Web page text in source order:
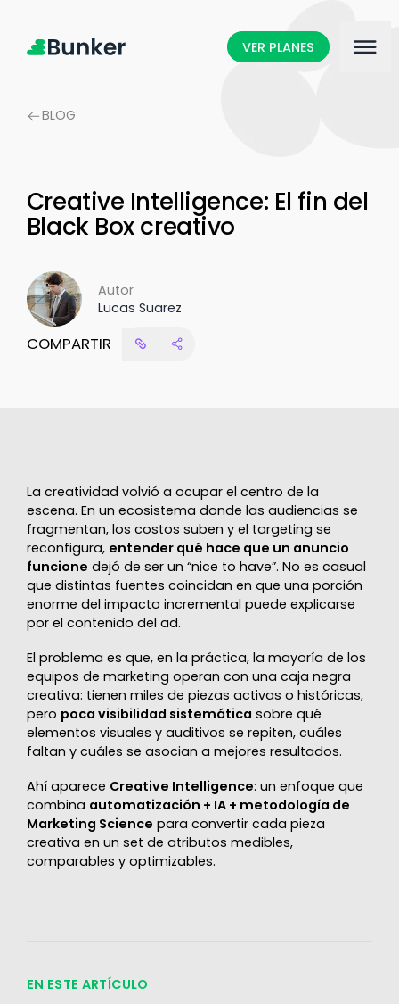
VER PLANES
BLOG
Creative Intelligence: El fin del
Black Box creativo
Autor
Lucas Suarez
COMPARTIR
La creatividad volvió a ocupar el centro de la
escena. En un ecosistema donde las audiencias se
fragmentan, los costos suben y el targeting se
reconfigura, entender qué hace que un anuncio
funcione dejó de ser un “nice to have”. No es casual
que distintas fuentes coincidan en que una porción
enorme del impacto incremental puede explicarse
por el contenido del ad.
El problema es que, en la práctica, la mayoría de los
equipos de marketing operan con una caja negra
creativa: tienen miles de piezas activas o históricas,
pero poca visibilidad sistemática sobre qué
elementos visuales y auditivos se repiten, cuáles
faltan y cuáles se asocian a mejores resultados.
Ahí aparece Creative Intelligence: un enfoque que
combina automatización + IA + metodología de
Marketing Science para convertir cada pieza
creativa en un set de atributos medibles,
comparables y optimizables.
EN ESTE ARTÍCULO